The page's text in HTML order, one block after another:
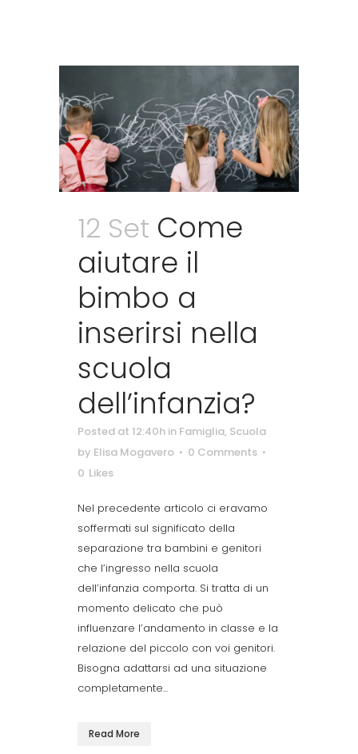
12 Set Come
aiutare il
bimbo a
inserirsi nella
scuola
dell’infanzia?
Posted at 12:40h in Famiglia, Scuola
by Elisa Mogavero
0 Comments
0 Likes
Nel precedente articolo ci eravamo
soffermati sul significato della
separazione tra bambini e genitori
che l’ingresso nella scuola
dell’infanzia comporta. Si tratta di un
momento delicato che può
influenzare l’andamento in classe e la
relazione del piccolo con voi genitori.
Bisogna adattarsi ad una situazione
completamente...
Read More